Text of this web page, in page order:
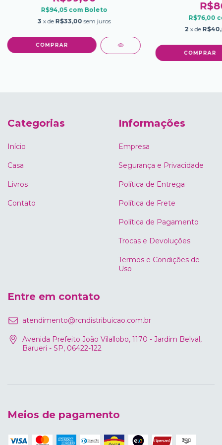
R$94,05 com Boleto
3 x de R$33,00 sem juros R$76,00
2 x de
Categorias
Início
Casa
Livros
Contato
Informações
Empresa
Segurança e Privacidade
Política de Entrega
Política de Frete
Política de Pagamento
Trocas e Devoluções
Termos e Condições de
Uso
Entre em contato
atendimento@rcndistribuicao.com.br
Avenida Prefeito João Vilallobo, 1170 - Jardim Belval,
Barueri - SP, 06422-122
Meios de pagamento